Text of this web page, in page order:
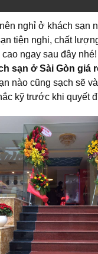
nghỉ ở khách sạn
tiện nghi, chất
ngay sau đây
sạn ở Sài Gòn giá
nào cũng sạch sẽ
kỹ trước khi quyết